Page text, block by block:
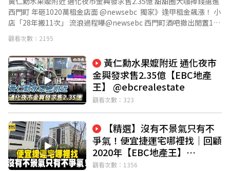
西門町 年砸1020萬租金店面 @newsebc ​ 獨家》逢甲租金飆漲！ 小
店「28年搬11次」 流浪過程曝‪@newsebc‬ 西門町酒吧撤出閒置1年
「月租38萬」仍沒人要 @newsebc ​ 商圈租賃市場差很大！ 通化店
面夯、精品街沒落 @newsebc ​ #通化夜市 #店面 #房價 #房市 #房地
產 #甜甜圈 #租金 #三角窗 #西門町 #商圈 訂閱【EBC地產王】現在
就加入👉https://pse.is/4986hq 臉書【Ebc地產王】👉
https://www.facebook.com/ebchousenews/ 加入【EBC地產王
LINE好友】👉 https://lin.ee/0SpOOsS
觀看次數：2195
金興發求售2.35億【EBC地產
王】 ⁨@ebcrealestate
觀看次數：323
爭氣！便宜捷運宅哪裡找｜回顧
2020年【EBC地產王】
@ebcrealestate
觀看次數：1356